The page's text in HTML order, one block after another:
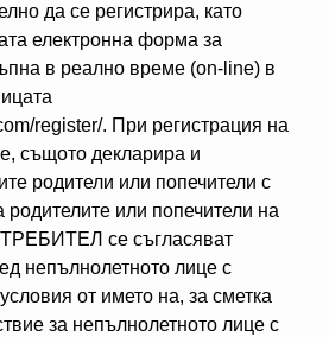
да се регистрира, като
електронна форма за
в реално време (on-line) в
register/. При регистрация на
същото декларира и
родители или попечители с
или попечители на
се съгласяват
непълнолетното лице с
от името на, за сметка
за непълнолетното лице с